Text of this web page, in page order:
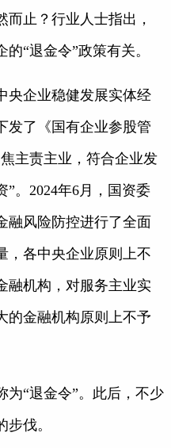
而止？行业人士指出，
“退金令”政策有关。
央企业稳健发展实体经
发了《国有企业参股管
主责主业，符合企业发
”。2024年6月，国资委
融风险防控进行了全面
，各中央企业原则上不
融机构，对服务主业实
的金融机构原则上不予
为“退金令”。此后，不少
伐。